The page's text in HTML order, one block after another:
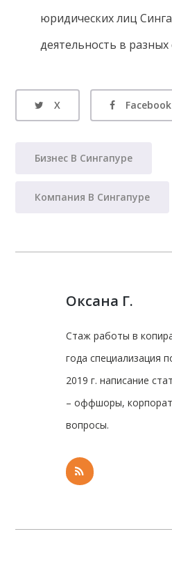
юридических лиц
деятельность в
X Facebook
Бизнес В Сингапуре
Компания В Сингапуре
Оксана Г.
Стаж работы в
года специализация
2019 г. написание
– оффшоры,
вопросы.